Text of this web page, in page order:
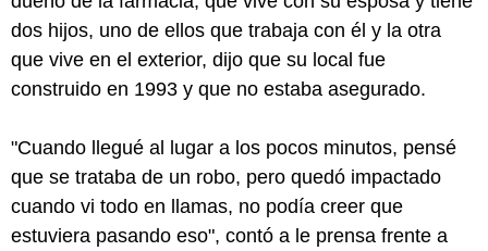
dos hijos, uno de ellos que trabaja con él y la otra
que vive en el exterior, dijo que su local fue
construido en 1993 y que no estaba asegurado.
"Cuando llegué al lugar a los pocos minutos, pensé
que se trataba de un robo, pero quedó impactado
cuando vi todo en llamas, no podía creer que
estuviera pasando eso", contó a le prensa frente a